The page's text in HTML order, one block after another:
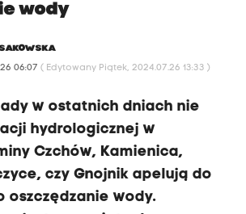
wody
06:07 ( Edytowany Piątek, 2024.07.26 13:33 )
w ostatnich dniach nie
hydrologicznej w
Czchów, Kamienica,
czy Gnojnik apelują do
oszczędzanie wody.